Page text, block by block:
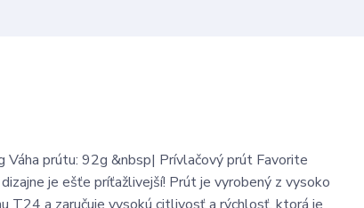
Váha prútu: 92g &nbsp| Prívlačový prút Favorite
je ešťe príťažlivejší! Prút je vyrobený z vysoko